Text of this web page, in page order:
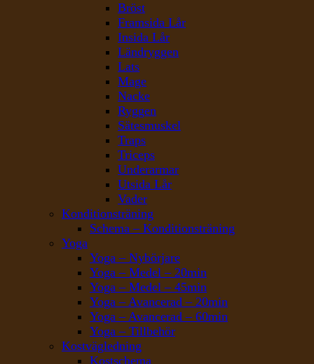
Bröst
Framsida Lår
Insida Lår
Ländryggen
Lats
Mage
Nacke
Ryggen
Sätesmuskel
Traps
Triceps
Underarmar
Utsida Lår
Vader
Konditionsträning
Schema – Konditionsträning
Yoga
Yoga – Nybörjare
Yoga – Medel – 20min
Yoga – Medel – 45min
Yoga – Avancerad – 20min
Yoga – Avancerad – 60min
Yoga – Tillbehör
Kostvägledning
Kostschema